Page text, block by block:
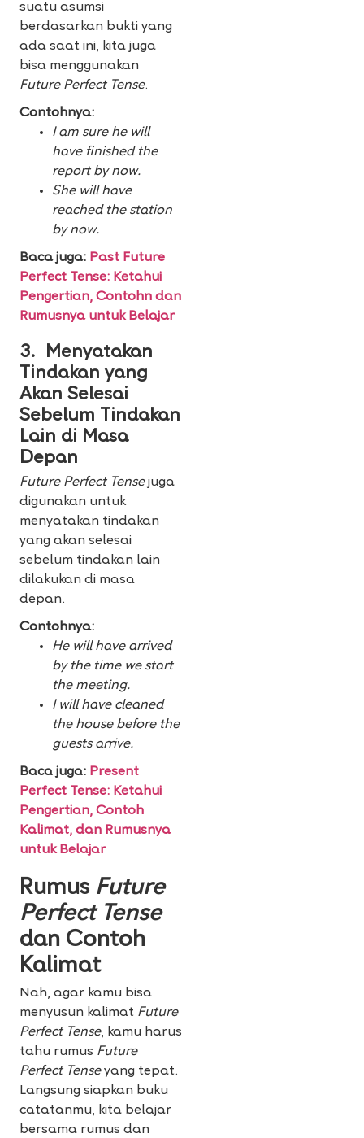
suatu asumsi
berdasarkan bukti yang
ada saat ini, kita juga
bisa menggunakan
Future Perfect Tense.
Contohnya:
I am sure he will
have finished the
report by now.
She will have
reached the station
by now.
Baca juga: Past Future
Perfect Tense: Ketahui
Pengertian, Contohn dan
Rumusnya untuk Belajar
3.
Menyatakan
Tindakan yang
Akan Selesai
Sebelum Tindakan
Lain di Masa
Depan
Future Perfect Tensejuga
digunakan untuk
menyatakan tindakan
yang akan selesai
sebelum tindakan lain
dilakukan di masa
depan.
Contohnya:
He will have arrived
by the time we start
the meeting.
I will have cleaned
the house before the
guests arrive.
Baca juga: Present
Perfect Tense: Ketahui
Pengertian, Contoh
Kalimat, dan Rumusnya
untuk Belajar
Rumus Future
Perfect Tense
dan Contoh
Kalimat
Nah, agar kamu bisa
menyusun kalimat Future
Perfect Tense, kamu harus
tahu rumus Future
Perfect Tenseyang tepat.
Langsung siapkan buku
catatanmu, kita belajar
bersama rumus dan